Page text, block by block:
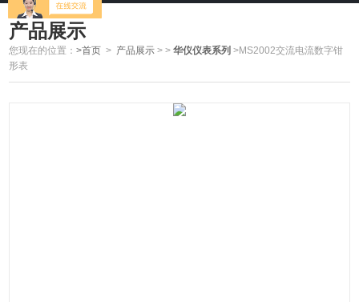
产品展示
您现在的位置：>首页 > 产品展示 >>华仪仪表系列 >MS2002交流电流数字钳
形表